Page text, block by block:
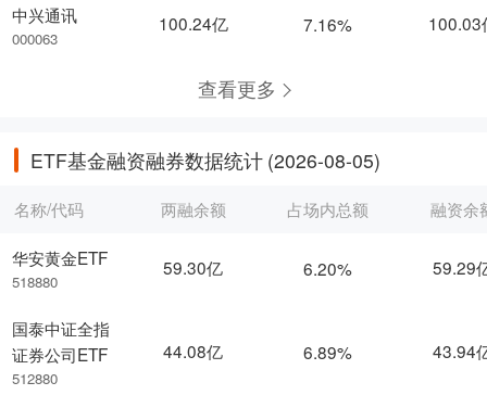
中兴通讯
000063
100.24亿 7.16% 100.03
查看更多
ETF基金融资融券数据统计 (2026-08-05)
名称/代码
华安黄金ETF
518880
国泰中证全指
证券公司ETF
512880
两融余额 占场内总额 融资余
59.30亿 6.20% 59.29
44.08亿 6.89% 43.94